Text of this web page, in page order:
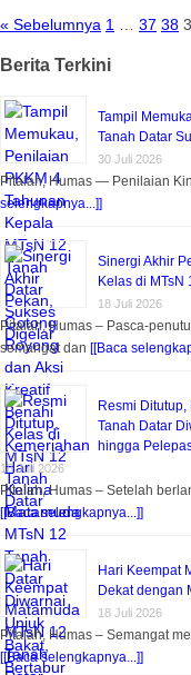
« Sebelumnya 1 37 38
Berita Terkini
Tampil
Tanah Datar
30 Juli 2026
Pitalah, Humas — Penilaian
selengkapnya...]]
Sinergi Akhir
Kelas di MTsN
18 Juli 2026
Pitalah, Humas – Pasca-
semangat dan [[Baca
Resmi
Tanah Datar
hingga
18 Juli 2026
Pitalah, Humas – Setelah
[[Baca selengkapnya...]]
Hari Keempat
Dekat dengan
18 Juli 2026
Pitalah, Humas – Semangat
[[Baca selengkapnya...]]